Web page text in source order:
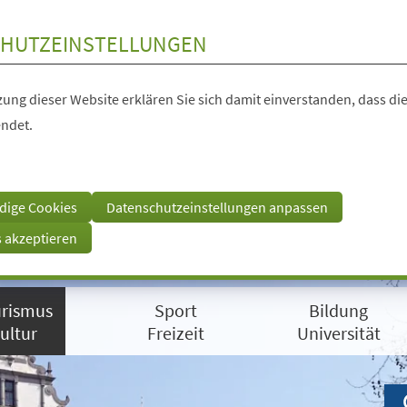
dieser Website erklären Sie sich damit einverstanden, dass
Cookies
Datenschutzeinstellungen anpassen
akzeptieren
Sport
Freizeit
Bildung
Universität